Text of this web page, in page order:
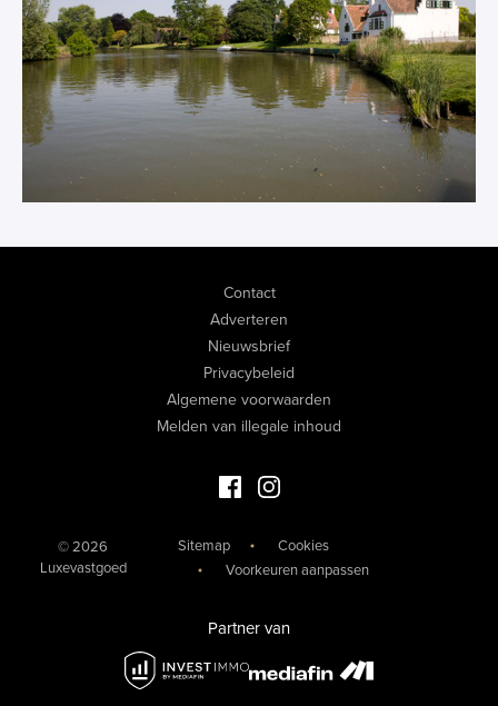
Contact
Adverteren
Nieuwsbrief
Privacybeleid
Algemene voorwaarden
Melden van illegale inhoud
Facebook Luxevastgoed
Instagram Luxevastgoed
© 2026
Luxevastgoed
Sitemap
Cookies
Voorkeuren aanpassen
Partner van